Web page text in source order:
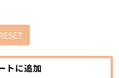
トに追加